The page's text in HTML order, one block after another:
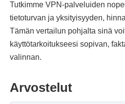
Tutkimme VPN-palveluiden
tietoturvan ja yksityisyyden,
Tämän vertailun pohjalta sinä
käyttötarkoitukseesi sopivan,
valinnan.
Arvostelut